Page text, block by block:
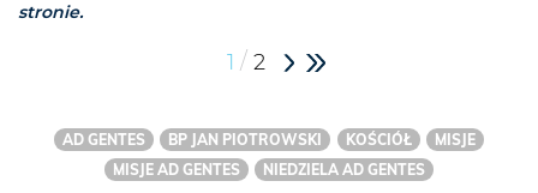
stronie.
1 / 2
AD GENTES BP JAN PIOTROWSKI KOŚCIÓŁ
MISJE
MISJE AD GENTES
NIEDZIELA AD GENTES